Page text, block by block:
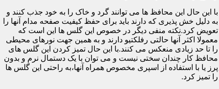
با این حال این محافظ ها می توانند گرد و خاک را به خود جذب کنند و
به دلیل خش پذیری که دارند باید برای حفظ کیفیت صفحه مدام آنها را
تعویض کرد.نکته منفی دیگر در خصوص این گلس ها این است که
معمولا اکثر آنها حالتی رفلکتیو دارند و به همین جهت نورهای محیطی
را تا حد زیادی منعکس می کنند.با این حال تمیز کردن این گلس های
محافظ کار چندان سختی نیست و می توان با یک دستمال نرم و بدون
پرز یا با استفاده از اسپری مخصوص همراه آنها،به راحتی این گلس ها
را تمیز کرد.